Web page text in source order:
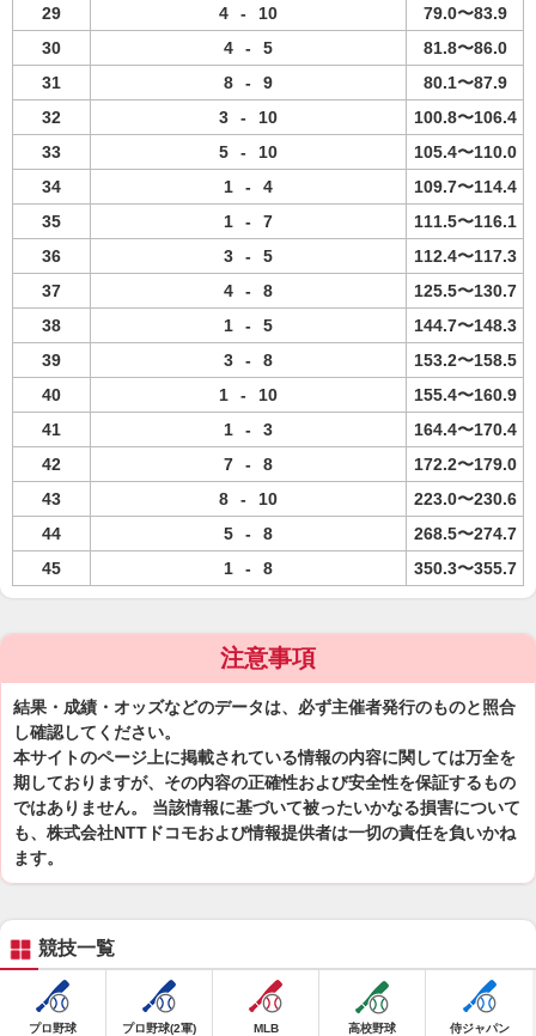
29
4 - 10
79.0〜83.9
30
4 - 5
81.8〜86.0
31
8 - 9
80.1〜87.9
32
3 - 10
100.8〜106.4
33
5 - 10
105.4〜110.0
34
1 - 4
109.7〜114.4
35
1 - 7
111.5〜116.1
36
3 - 5
112.4〜117.3
37
4 - 8
125.5〜130.7
38
1 - 5
144.7〜148.3
39
3 - 8
153.2〜158.5
40
1 - 10
155.4〜160.9
41
1 - 3
164.4〜170.4
42
7 - 8
172.2〜179.0
43
8 - 10
223.0〜230.6
44
5 - 8
268.5〜274.7
45
1 - 8 350.3〜355.7
注意事項
結果・成績・オッズなどのデータは、必ず主催者発行のものと照合
し確認してください。
本サイトのページ上に掲載されている情報の内容に関しては万全を
期しておりますが、その内容の正確性および安全性を保証するもの
ではありません。 当該情報に基づいて被ったいかなる損害について
も、株式会社NTTドコモおよび情報提供者は一切の責任を負いかね
ます。
競技一覧
プロ野球 プロ野球(2軍) MLB 高校野球 侍ジャパン